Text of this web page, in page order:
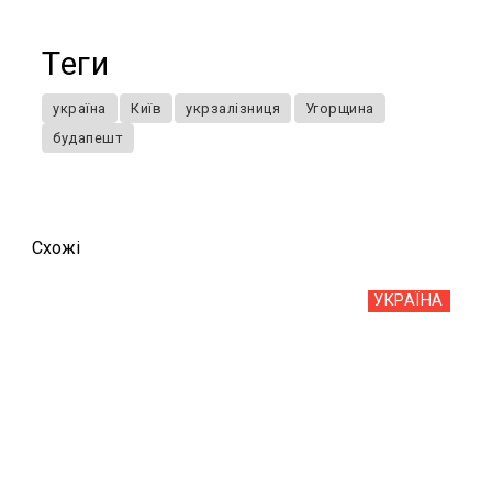
Теги
україна Київ укрзалізниця
Угорщина
будапешт
Схожi
УКРАЇНА